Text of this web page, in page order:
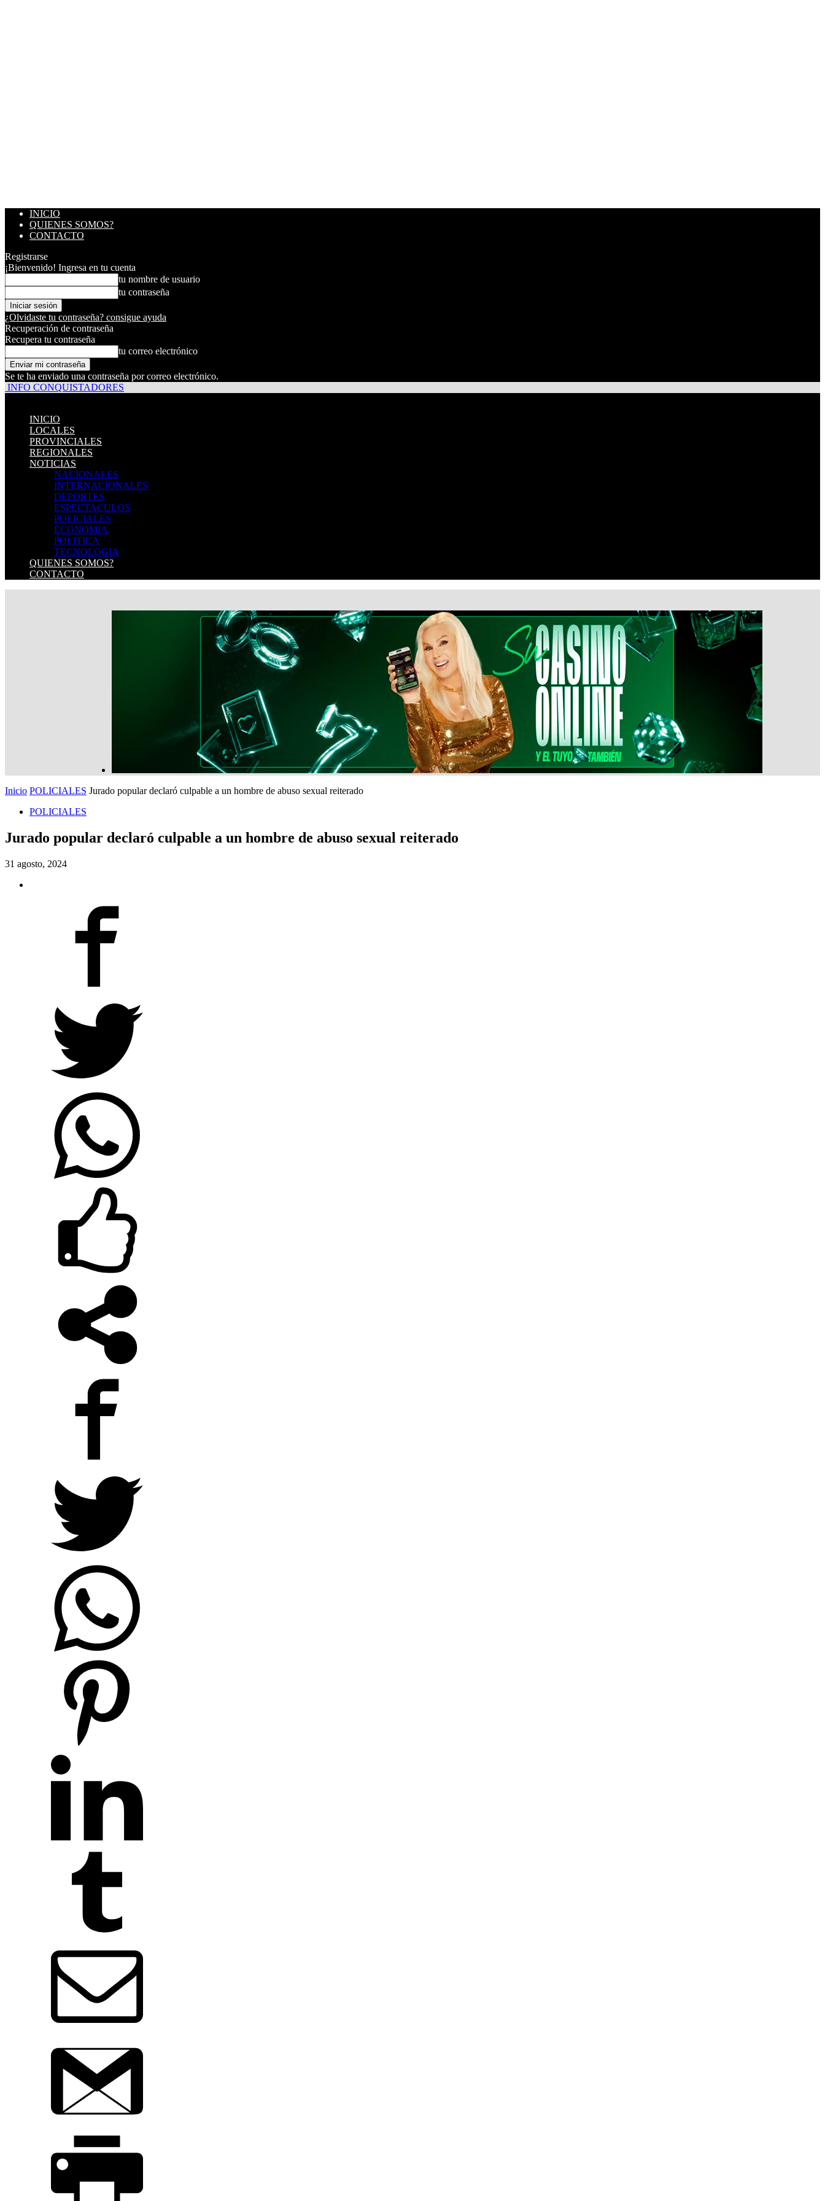
INICIO
QUIENES SOMOS?
CONTACTO
Registrarse
¡Bienvenido! Ingresa en tu cuenta
tu nombre de usuario
tu contraseña
¿Olvidaste tu contraseña? consigue ayuda
Recuperación de contraseña
Recupera tu contraseña
tu correo electrónico
Se te ha enviado una contraseña por correo electrónico.
INFO CONQUISTADORES
INICIO
LOCALES
PROVINCIALES
REGIONALES
NOTICIAS
NACIONALES
INTERNACIONALES
DEPORTES
ESPECTACULOS
POLICIALES
ECONOMIA
POLITICA
TECNOLOGIA
QUIENES SOMOS?
CONTACTO
Inicio POLICIALES Jurado popular declaró culpable a un hombre de abuso sexual reiterado
POLICIALES
Jurado popular declaró culpable a un hombre de abuso sexual reiterado
31 agosto, 2024